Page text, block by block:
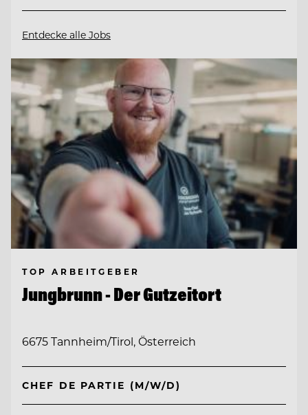
Entdecke alle Jobs
TOP ARBEITGEBER
Jungbrunn - Der Gutzeitort
6675 Tannheim/Tirol, Österreich
CHEF DE PARTIE (M/W/D)